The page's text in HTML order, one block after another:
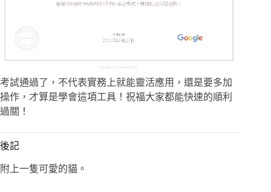
考試通過了，不代表實務上就能靈活應用，還是要多加
操作，才算是學會這項工具！祝福大家都能快速的順利
過關！
後記
附上一隻可愛的貓。